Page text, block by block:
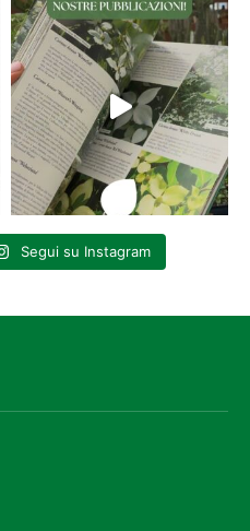
Segui su Instagram